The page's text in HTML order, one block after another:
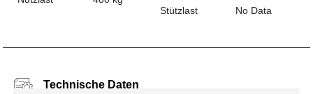
Stützlast No Data
Technische Daten